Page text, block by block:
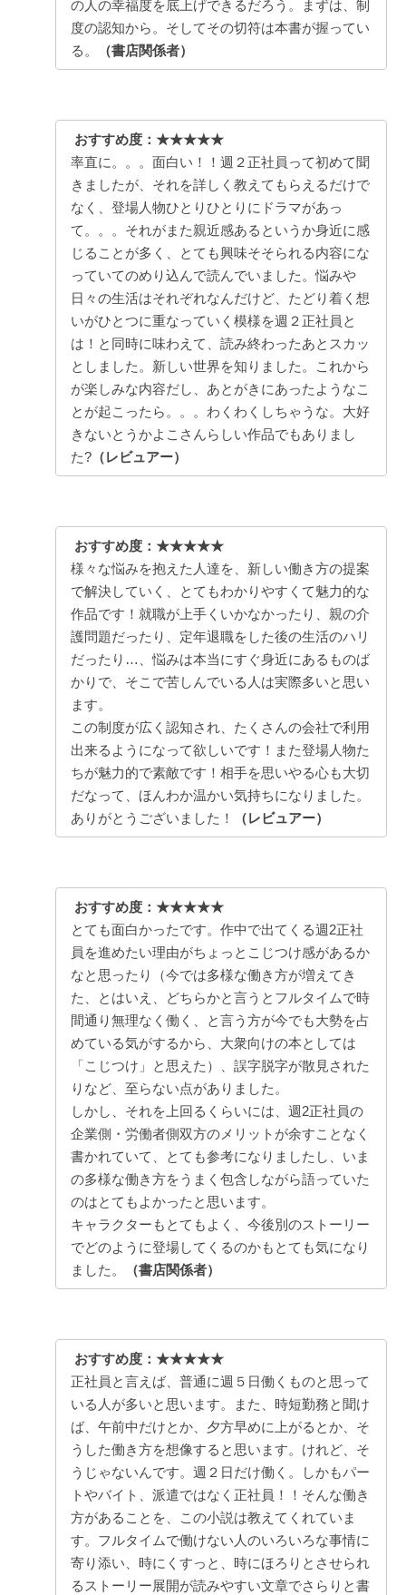
の人の幸福度を底上げできるだろう。まずは、制
度の認知から。そしてその切符は本書が握ってい
る。
（書店関係者）
おすすめ度：★★★★★
率直に。。。面白い！！週２正社員って初めて聞
きましたが、それを詳しく教えてもらえるだけで
なく、登場人物ひとりひとりにドラマがあっ
て。。。それがまた親近感あるというか身近に感
じることが多く、とても興味そそられる内容にな
っていてのめり込んで読んでいました。悩みや
日々の生活はそれぞれなんだけど、たどり着く想
いがひとつに重なっていく模様を週２正社員と
は！と同時に味わえて、読み終わったあとスカッ
としました。新しい世界を知りました。これから
が楽しみな内容だし、あとがきにあったようなこ
とが起こったら。。。わくわくしちゃうな。大好
きないとうかよこさんらしい作品でもありまし
た? （レビュアー）
おすすめ度：★★★★★
様々な悩みを抱えた人達を、新しい働き方の提案
で解決していく、とてもわかりやすくて魅力的な
作品です！就職が上手くいかなかったり、親の介
護問題だったり、定年退職をした後の生活のハリ
だったり…、悩みは本当にすぐ身近にあるものば
かりで、そこで苦しんでいる人は実際多いと思い
ます。
この制度が広く認知され、たくさんの会社で利用
出来るようになって欲しいです！また登場人物た
ちが魅力的で素敵です！相手を思いやる心も大切
だなって、ほんわか温かい気持ちになりました。
ありがとうございました！
（レビュアー）
おすすめ度：★★★★★
とても面白かったです。作中で出てくる週2正社
員を進めたい理由がちょっとこじつけ感があるか
なと思ったり（今では多様な働き方が増えてき
た、とはいえ、どちらかと言うとフルタイムで時
間通り無理なく働く、と言う方が今でも大勢を占
めている気がするから、大衆向けの本としては
「こじつけ」と思えた）、誤字脱字が散見された
りなど、至らない点がありました。
しかし、それを上回るくらいには、週2正社員の
企業側・労働者側双方のメリットが余すことなく
書かれていて、とても参考になりましたし、いま
の多様な働き方をうまく包含しながら語っていた
のはとてもよかったと思います。
キャラクターもとてもよく、今後別のストーリー
でどのように登場してくるのかもとても気になり
ました。
（書店関係者）
おすすめ度：★★★★★
正社員と言えば、普通に週５日働くものと思って
いる人が多いと思います。また、時短勤務と聞け
ば、午前中だけとか、夕方早めに上がるとか、そ
うした働き方を想像すると思います。けれど、そ
うじゃないんです。週２日だけ働く。しかもパー
トやバイト、派遣ではなく正社員！！そんな働き
方があることを、この小説は教えてくれていま
す。フルタイムで働けない人のいろいろな事情に
寄り添い、時にくすっと、時にほろりとさせられ
るストーリー展開が読みやすい文章でさらりと書